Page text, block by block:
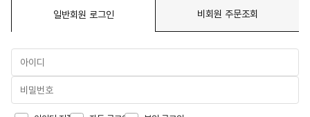
일반회원 로그인 비회원 주문조회